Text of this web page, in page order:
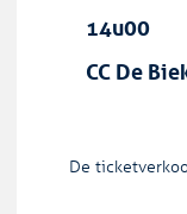
14u00
CC De
De